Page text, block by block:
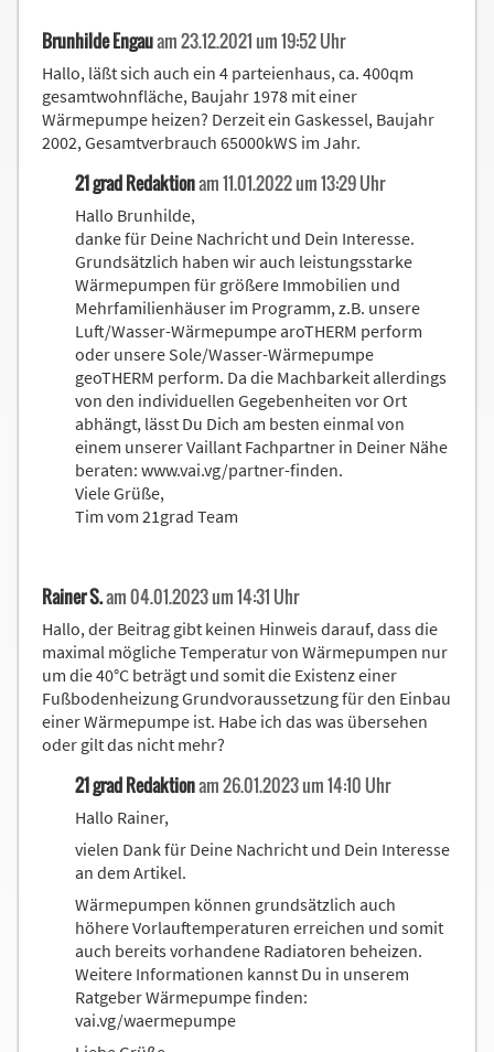
Brunhilde Engauam 23.12.2021 um 19:52 Uhr
Hallo, läßt sich auch ein 4 parteienhaus, ca. 400qm
gesamtwohnfläche, Baujahr 1978 mit einer
Wärmepumpe heizen? Derzeit ein Gaskessel, Baujahr
2002, Gesamtverbrauch 65000kWS im Jahr.
21 grad Redaktionam 11.01.2022 um 13:29 Uhr
Hallo Brunhilde,
danke für Deine Nachricht und Dein Interesse.
Grundsätzlich haben wir auch leistungsstarke
Wärmepumpen für größere Immobilien und
Mehrfamilienhäuser im Programm, z.B. unsere
Luft/Wasser-Wärmepumpe aroTHERM perform
oder unsere Sole/Wasser-Wärmepumpe
geoTHERM perform. Da die Machbarkeit allerdings
von den individuellen Gegebenheiten vor Ort
abhängt, lässt Du Dich am besten einmal von
einem unserer Vaillant Fachpartner in Deiner Nähe
beraten: www.vai.vg/partner-finden.
Viele Grüße,
Tim vom 21grad Team
Rainer S.am 04.01.2023 um 14:31 Uhr
Hallo, der Beitrag gibt keinen Hinweis darauf, dass die
maximal mögliche Temperatur von Wärmepumpen nur
um die 40°C beträgt und somit die Existenz einer
Fußbodenheizung Grundvoraussetzung für den Einbau
einer Wärmepumpe ist. Habe ich das was übersehen
oder gilt das nicht mehr?
21 grad Redaktionam 26.01.2023 um 14:10 Uhr
Hallo Rainer,
vielen Dank für Deine Nachricht und Dein Interesse
an dem Artikel.
Wärmepumpen können grundsätzlich auch
höhere Vorlauftemperaturen erreichen und somit
auch bereits vorhandene Radiatoren beheizen.
Weitere Informationen kannst Du in unserem
Ratgeber Wärmepumpe finden:
vai.vg/waermepumpe